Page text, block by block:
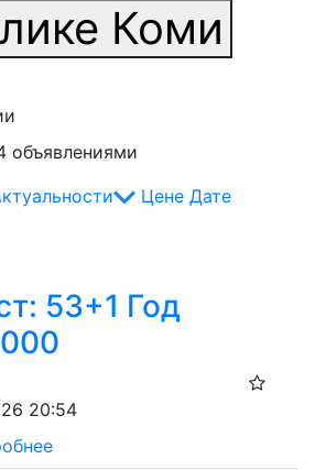
Коми
объявлениями
Цене Дате
53+1 Год
20:54